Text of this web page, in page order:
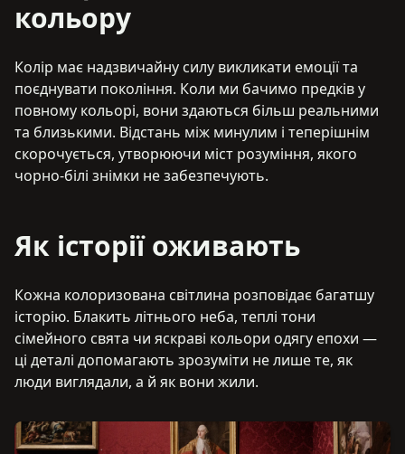
кольору
Колір має надзвичайну силу викликати емоції та
поєднувати покоління. Коли ми бачимо предків у
повному кольорі, вони здаються більш реальними
та близькими. Відстань між минулим і теперішнім
скорочується, утворюючи міст розуміння, якого
чорно-білі знімки не забезпечують.
Як історії оживають
Кожна колоризована світлина розповідає багатшу
історію. Блакить літнього неба, теплі тони
сімейного свята чи яскраві кольори одягу епохи —
ці деталі допомагають зрозуміти не лише те, як
люди виглядали, а й як вони жили.